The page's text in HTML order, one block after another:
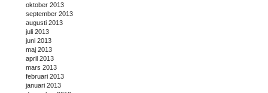
oktober 2013
september 2013
augusti 2013
juli 2013
juni 2013
maj 2013
april 2013
mars 2013
februari 2013
januari 2013